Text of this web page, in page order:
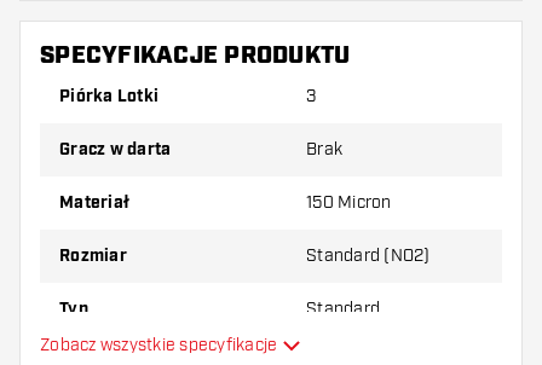
Upewnij się, że masz pod ręką dużo piórek i
shaftów. Mogą one zostać uszkodzone lub
Wypróbuj inny kształt, materiał lub grubość
najbardziej Ci odpowiada!
SPECYFIKACJE PRODUKTU
Piórka Lotki 3
Gracz w darta Brak
Materiał 150 Micron
Rozmiar Standard (NO2)
Typ Standard
Zobacz wszystkie specyfikacje